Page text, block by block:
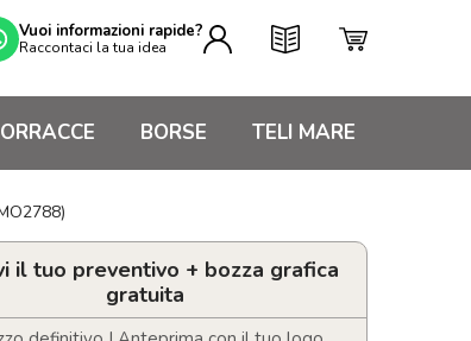
Vuoi informazioni rapide?
Raccontaci la tua idea
BORSE TELI MARE
il tuo preventivo + bozza grafica
gratuita